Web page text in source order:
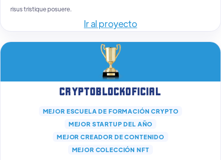
risus tristique posuere.
Ir al proyecto
Cryptoblockoficial
MEJOR ESCUELA DE FORMACIÓN CRYPTO
MEJOR STARTUP DEL AÑO
MEJOR CREADOR DE CONTENIDO
MEJOR COLECCIÓN NFT